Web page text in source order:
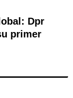
Dpr
primer